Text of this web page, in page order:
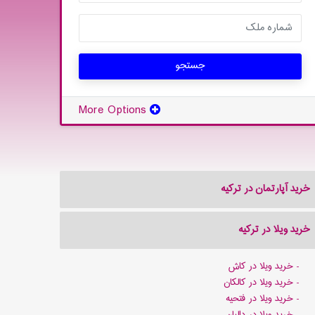
جستجو
خرید آپارتمان در ترکیه
خرید ویلا در ترکیه
خرید ویلا در کاش
خرید ویلا در کالکان
خرید ویلا در فتحیه